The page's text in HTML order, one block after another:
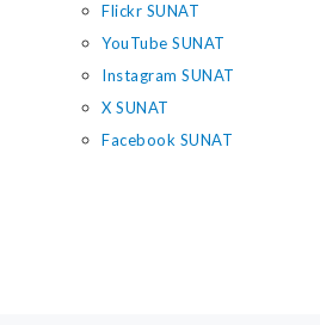
Flickr SUNAT
YouTube SUNAT
Instagram SUNAT
X SUNAT
Facebook SUNAT